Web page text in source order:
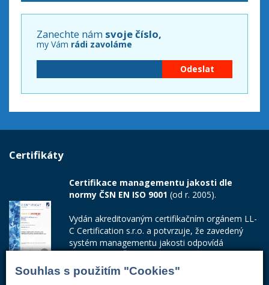
Souhlas s použitím "Cookies"
Zanechte nám svoje číslo,
my Vám rádi zavoláme
Certifikáty
Certifikace managementu jakosti dle
normy ČSN EN ISO 9001 (od r. 2005).
Vydán akreditovaným certifikačním orgánem LL-
C Certification s.r.o. a potvrzuje, že zavedený
systém managementu jakosti odpovídá
požadavkům ČSN EN ISO 9001:2015.
Číslo certifikátu: 42014103